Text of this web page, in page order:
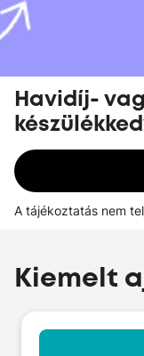
Havidíj-
A tájékoztatás nem
Kiemelt